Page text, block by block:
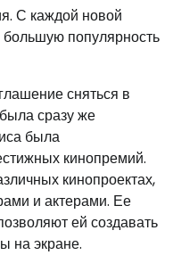
С каждой новой
популярность
сняться в
сразу же
была
кинопремий.
кинопроектах,
и актерами. Ее
ей создавать
на экране.